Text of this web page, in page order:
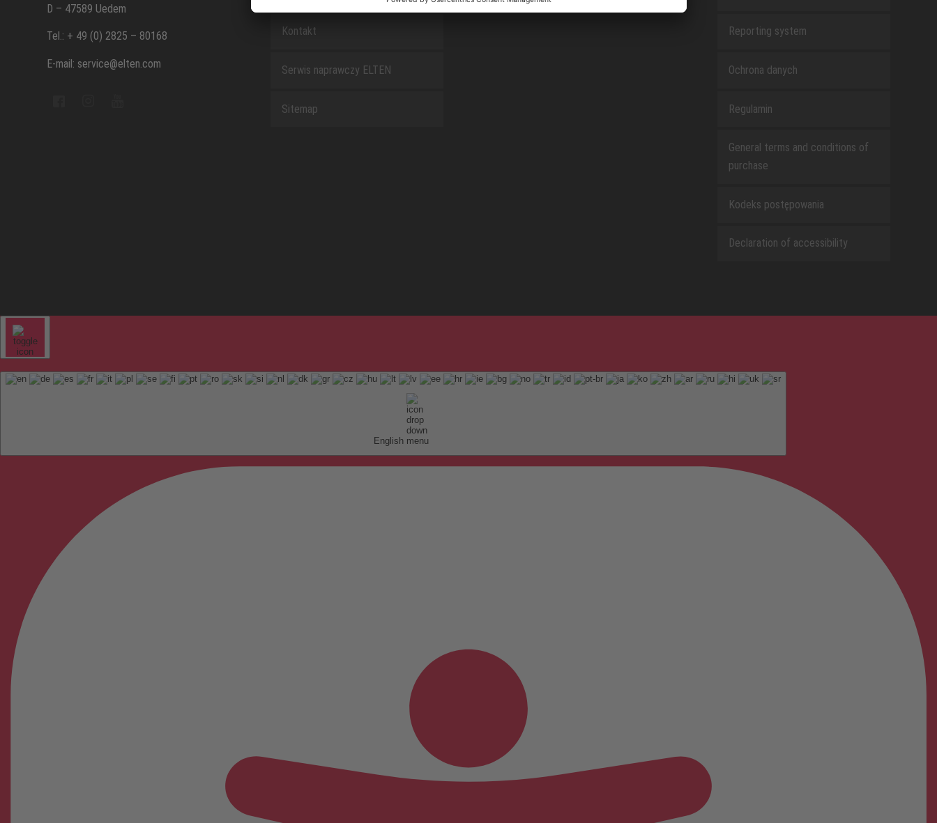
D – 47589 Uedem
Tel.: + 49 (0) 2825 – 80168
E-mail: service@elten.com
Kontakt
Serwis naprawczy ELTEN
Sitemap
Reporting system
Ochrona danych
Regulamin
General terms and conditions of
purchase
Kodeks postępowania
Declaration of accessibility
English